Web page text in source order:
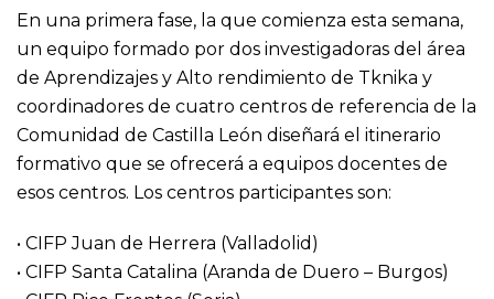
En una primera fase, la que comienza esta semana,
un equipo formado por dos investigadoras del área
de Aprendizajes y Alto rendimiento de Tknika y
coordinadores de cuatro centros de referencia de la
Comunidad de Castilla León diseñará el itinerario
formativo que se ofrecerá a equipos docentes de
esos centros. Los centros participantes son:
• CIFP Juan de Herrera (Valladolid)
• CIFP Santa Catalina (Aranda de Duero – Burgos)